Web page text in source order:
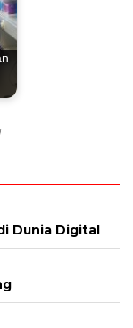
Dunia Digital